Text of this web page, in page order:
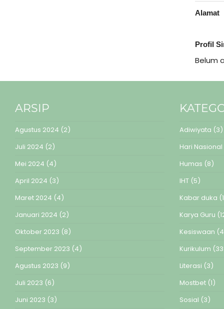
Alamat
Profil
Belum
ARSIP
Agustus 2024 (2)
Juli 2024 (2)
Mei 2024 (4)
April 2024 (3)
Maret 2024 (4)
Januari 2024 (2)
Oktober 2023 (8)
September 2023 (4)
Agustus 2023 (9)
Juli 2023 (6)
Juni 2023 (3)
Adiwiyata (3)
Hari Nasional
Humas (8)
IHT(5)
Kabar duka
Karya Guru
Kesiswaan
Kurikulum
Literasi (3)
Mostbet(1)
Sosial (3)